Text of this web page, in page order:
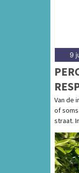
9
Van de
of
straat.